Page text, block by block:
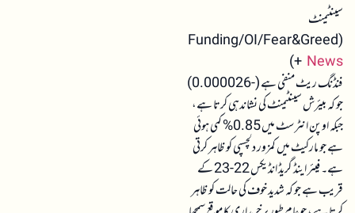
سینٹیمنٹ
(Funding/OI/Fear&Greed
+ News
)
فنڈنگ ریٹ منفی ہے (-0.000026)
جو کہ بیئرش سینٹیمنٹ کی نشاندہی کرتا ہے،
جبکہ اوپن انٹرسٹ میں 0.85% کمی ہوئی
ہے جو مارکیٹ میں کمزور دلچسپی کو ظاہر کرتی
ہے۔ فیئر اینڈ گریڈ انڈیکس 22-23 کے
قریب ہے جو کہ شدید خوف کی حالت کو ظاہر